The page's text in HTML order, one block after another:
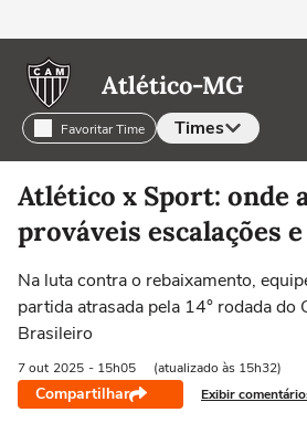
Atlético-MG
Favoritar Time Times
Selecione o time para ver as notícias
Atlético x Sport: onde
prováveis escalações
Na luta contra o rebaixamento,
partida atrasada pela 14° rodada do
Brasileiro
7 out 2025 - 15h05 (atualizado às 15h32)
Compartilhar Exibir